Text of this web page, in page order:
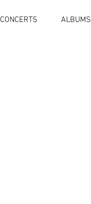
CONCERTS ALBUMS